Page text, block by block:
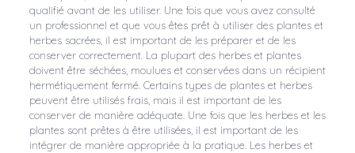
qualifié avant de les utiliser. Une fois que vous avez consulté
un professionnel et que vous êtes prêt à utiliser des plantes et
herbes sacrées, il est important de les préparer et de les
conserver correctement. La plupart des herbes et plantes
doivent être séchées, moulues et conservées dans un récipient
hermétiquement fermé. Certains types de plantes et herbes
peuvent être utilisés frais, mais il est important de les
conserver de manière adéquate. Une fois que les herbes et les
plantes sont prêtes à être utilisées, il est important de les
intégrer de manière appropriée à la pratique. Les herbes et